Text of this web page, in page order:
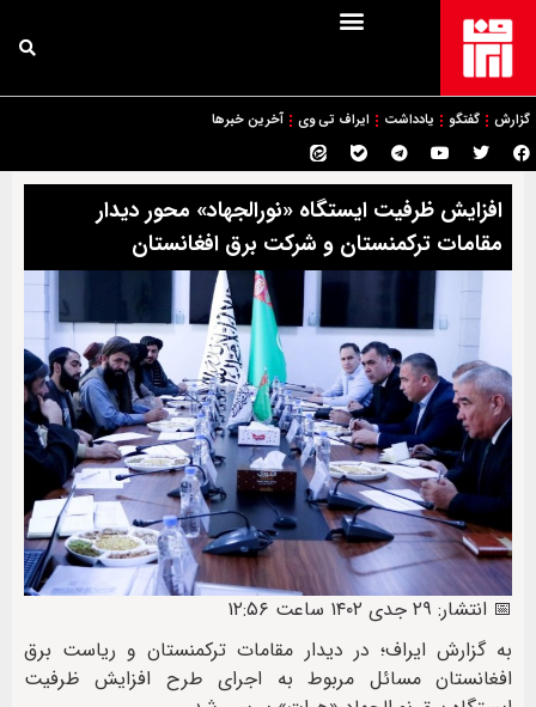
گزارش گفتگو یادداشت ایراف تی وی آخرین خبرها
افزایش ظرفیت ایستگاه «نورالجهاد» محور دیدار
مقامات ترکمنستان و شرکت برق افغانستان
📅 انتشار: ۲۹ جدی ۱۴۰۲ ساعت ۱۲:۵۶
به گزارش ایراف؛ در دیدار مقامات ترکمنستان و ریاست برق
افغانستان مسائل مربوط به اجرای طرح افزایش ظرفیت